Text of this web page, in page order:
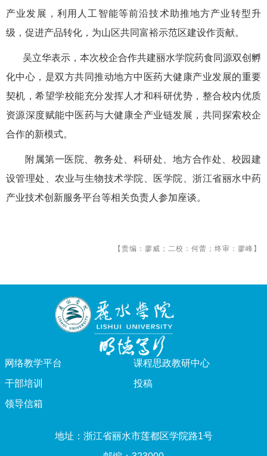
产业发展，利用人工智能等前沿技术助推地方产业转型升
级，促进产品转化，为山区共同富裕示范区建设作贡献。
吴立华表示，本次校企合作共建丽水学院药食同源双创孵
化中心，是双方共同推动地方中医药大健康产业发展的重要
契机，希望学校能充分发挥人才和科研优势，整合校内优质
资源深度赋能中医药与大健康全产业链发展，共同探索校企
合作的新模式。
附属第一医院、教务处、科研处、地方合作处、校园建
设管理处、农业与生物技术学院、医学院、浙江省丽水中药
产业技术创新服务平台等相关负责人参加座谈。
【责编：廖威；二校：何蕾；终审：廖峰】
网络教学平台
课程思政教研中心
干部培训
投稿
领导信箱
地址：浙江省丽水市莲都区学院路1号